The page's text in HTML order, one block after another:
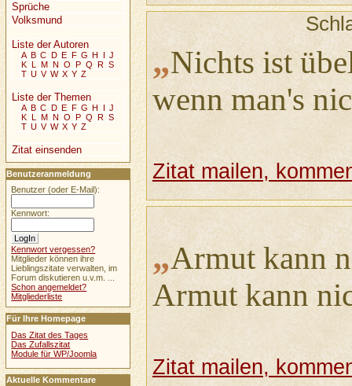
„Nichts ist
wenn man's
Zitat mailen,
„Armut kann
Armut kann
Zitat mailen,
Sprüche
Volksmund
Liste der Autoren
A B C D E F G H I J
K L M N O P Q R S
T U V W X Y Z
Liste der Themen
A B C D E F G H I J
K L M N O P Q R S
T U V W X Y Z
Zitat einsenden
Benutzeranmeldung
Benutzer (oder E-Mail):
Kennwort:
Kennwort vergessen?
Mitglieder können ihre
Lieblingszitate verwalten, im
Forum diskutieren u.v.m. ...
Schon angemeldet?
Mitgliederliste
Für Ihre Homepage
Das Zitat des Tages
Das Zufallszitat
Module für WP/Joomla
Aktuelle Kommentare